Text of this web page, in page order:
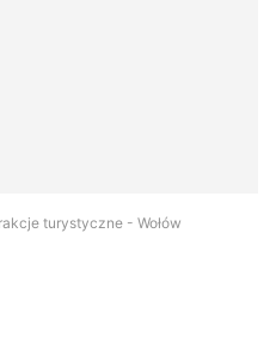
turystyczne - Wołów